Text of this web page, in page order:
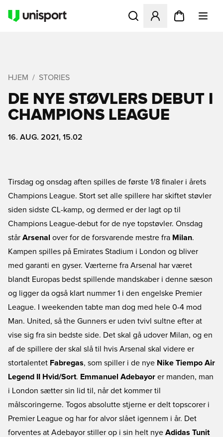
Åbner en Modal til at
HJEM STORIES
DE NYE STØVLERS DEBUT I
CHAMPIONS LEAGUE
16. AUG. 2021, 15.02
Tirsdag og onsdag aften spilles de første 1/8 finaler i årets
Champions League. Stort set alle spillere har skiftet støvler
siden sidste CL-kamp, og dermed er der lagt op til
Champions League-debut for de nye topstøvler. Onsdag
står Arsenal over for de forsvarende mestre fra Milan.
Kampen spilles på Emirates Stadium i London og bliver
med garanti en gyser. Værterne fra Arsenal har været
blandt Europas bedst spillende mandskaber i denne sæson
og ligger da også klart nummer 1 i den engelske Premier
League. I weekenden tabte man dog med hele 0-4 mod
Man. United, så the Gunners er uden tvivl sultne efter at
vise sig fra sin bedste side. Det skal gå udover Milan, og en
af de spillere der skal slå til hvis Arsenal skal videre er
stortalentet Fabregas, som spiller i de nye Nike Tiempo Air
Legend II Hvid/Sort. Emmanuel Adebayor er manden, man
i London sætter sin lid til, når det kommer til
målscoringerne. Togos absolutte stjerne er delt topscorer i
Premier League og har for alvor slået igennem i år. Det
forventes at Adebayor stiller op i sin helt nye Adidas Tunit